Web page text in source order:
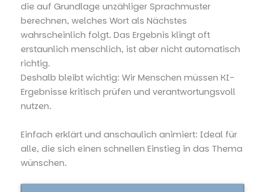
die auf Grundlage unzähliger Sprachmuster
berechnen, welches Wort als Nächstes
wahrscheinlich folgt. Das Ergebnis klingt oft
erstaunlich menschlich, ist aber nicht automatisch
richtig.
Deshalb bleibt wichtig: Wir Menschen müssen KI-
Ergebnisse kritisch prüfen und verantwortungsvoll
nutzen.
Einfach erklärt und anschaulich animiert: Ideal für
alle, die sich einen schnellen Einstieg in das Thema
wünschen.